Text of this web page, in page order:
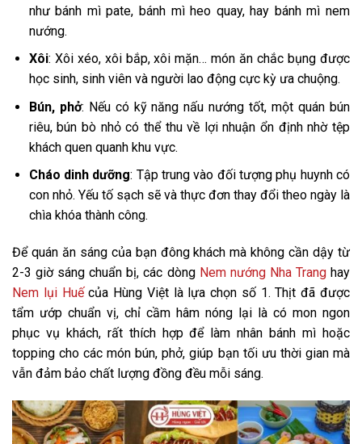
như bánh mì pate, bánh mì heo quay, hay bánh mì nem
nướng.
Xôi: Xôi xéo, xôi bắp, xôi mặn… món ăn chắc bụng được
học sinh, sinh viên và người lao động cực kỳ ưa chuộng.
Bún, phở: Nếu có kỹ năng nấu nướng tốt, một quán bún
riêu, bún bò nhỏ có thể thu về lợi nhuận ổn định nhờ tệp
khách quen quanh khu vực.
Cháo dinh dưỡng: Tập trung vào đối tượng phụ huynh có
con nhỏ. Yếu tố sạch sẽ và thực đơn thay đổi theo ngày là
chìa khóa thành công.
Để quán ăn sáng của bạn đông khách mà không cần dậy từ
2-3 giờ sáng chuẩn bị, các dòng Nem nướng Nha Tranghay
Nem lụi Huếcủa Hùng Việt là lựa chọn số 1. Thịt đã được
tẩm ướp chuẩn vị, chỉ cầm hâm nóng lại là có mon ngon
phục vụ khách, rất thích hợp để làm nhân bánh mì hoặc
topping cho các món bún, phở, giúp bạn tối ưu thời gian mà
vẫn đảm bảo chất lượng đồng đều mỗi sáng.